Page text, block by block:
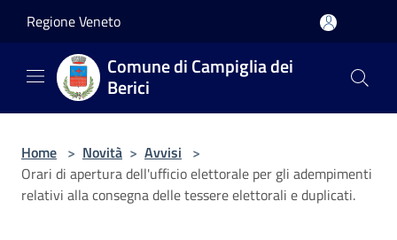
Regione Veneto
Comune di Campiglia dei
Berici
Home > Novità > Avvisi >
Orari di apertura dell'ufficio elettorale per gli adempimenti
relativi alla consegna delle tessere elettorali e duplicati.